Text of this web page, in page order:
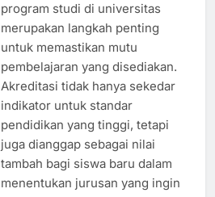
program studi di universitas
merupakan langkah penting
untuk memastikan mutu
pembelajaran yang disediakan.
Akreditasi tidak hanya sekedar
indikator untuk standar
pendidikan yang tinggi, tetapi
juga dianggap sebagai nilai
tambah bagi siswa baru dalam
menentukan jurusan yang ingin